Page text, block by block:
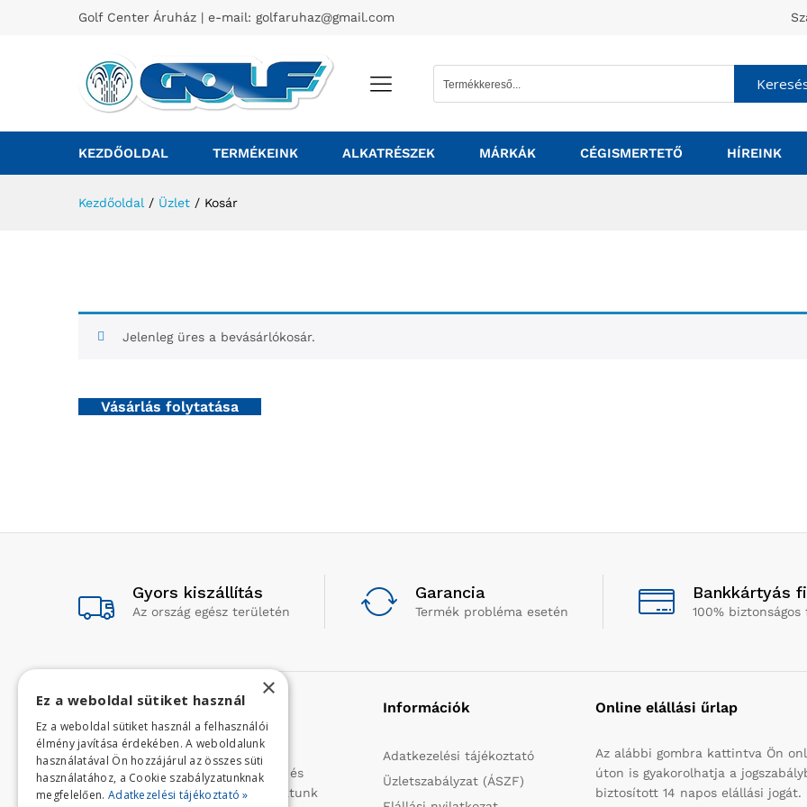
Golf Center Áruház | e-mail: golfaruhaz@gmail.com
KEZDŐOLDAL TERMÉKEINK ALKATRÉSZEK MÁRKÁK CÉGISMERTETŐ HÍREINK
Kezdőoldal / Üzlet / Kosár
Jelenleg üres a bevásárlókosár.
Vásárlás folytatása
Gyors kiszállítás
Az ország egész területén
Garancia
Termék probléma esetén
Bankkártyás
100% biztonságos
Rólunk
Profilunk a mezőgazdasági, kerti
kisgépek és egyéb iparcikkek kis- és
nagykereskedelme. 1991 óta folytatunk
Információk
Adatkezelési tájékoztató
Üzletszabályzat (ÁSZF)
Online elállási űrlap
Az alábbi gombra kattintva Ön
úton is gyakorolhatja a
biztosított 14 napos elállási jogát.
×
Ez a weboldal sütiket használ
Ez a weboldal sütiket használ a felhasználói
élmény javítása érdekében. A weboldalunk
használatával Ön hozzájárul az összes süti
használatához, a Cookie szabályzatunknak
megfelelően. Adatkezelési tájékoztató »